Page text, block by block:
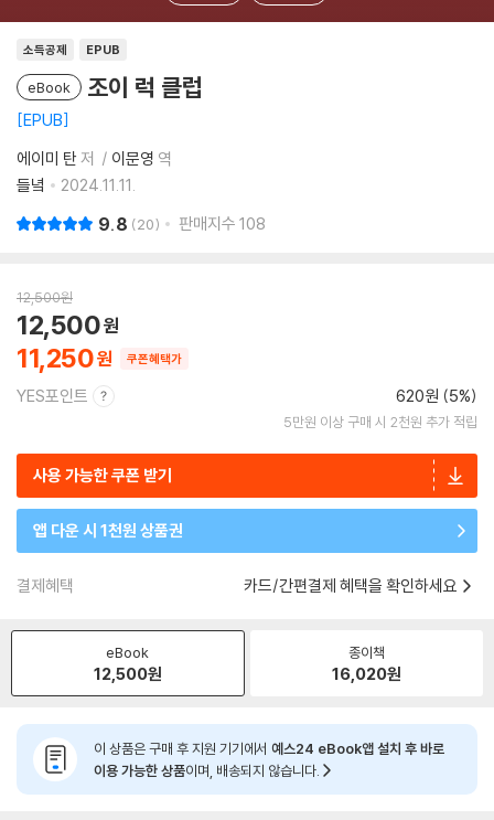
소득공제 EPUB
eBook 조이 럭 클럽
EPUB
에이미 탄 저 이문영 역
들녘
2024.11.11.
9.8 20 판매지수 108
12,500원
11,250
12,500
쿠폰혜택가
YES포인트 620원 (5%)
5만원 이상 구매 시 2천원 추가 적립
사용 가능한 쿠폰 받기
앱 다운 시 1천원 상품권
결제혜택 카드/간편결제 혜택을 확인하세요
eBook
12,500원
종이책
16,020원
이 상품은 구매 후 지원 기기에서 예스24 eBook앱 설치 후 바로
이용 가능한 상품이며, 배송되지 않습니다.